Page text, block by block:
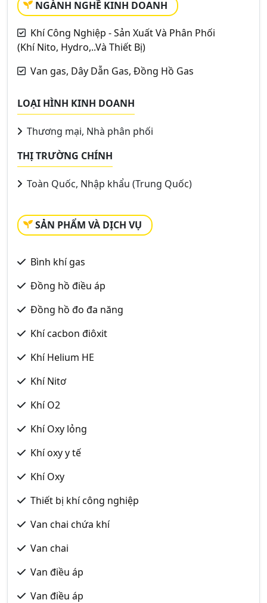
NGÀNH NGHỀ KINH DOANH
Khí Công Nghiệp - Sản Xuất Và Phân Phối
(Khí Nito, Hydro,..Và Thiết Bị)
Van gas, Dây Dẫn Gas, Đồng Hồ Gas
LOẠI HÌNH KINH DOANH
Thương mại, Nhà phân phối
THỊ TRƯỜNG CHÍNH
Toàn Quốc, Nhập khẩu (Trung Quốc)
SẢN PHẨM VÀ DỊCH VỤ
Bình khí gas
Đồng hồ điều áp
Đồng hồ đo đa năng
Khí cacbon điôxit
Khí Helium HE
Khí Nitơ
Khí O2
Khí Oxy lỏng
Khí oxy y tế
Khí Oxy
Thiết bị khí công nghiệp
Van chai chứa khí
Van chai
Van điều áp
Van điều áp